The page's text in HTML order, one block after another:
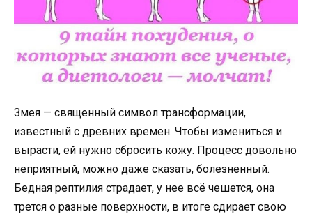
Змея — священный символ трансформации,
известный с древних времен. Чтобы измениться и
вырасти, ей нужно сбросить кожу. Процесс довольно
неприятный, можно даже сказать, болезненный.
Бедная рептилия страдает, у нее всё чешется, она
трется о разные поверхности, в итоге сдирает свою